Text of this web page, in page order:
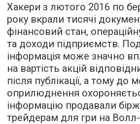
Хакери з лютого 2016 по
року вкрали тисячі
фінансовий стан,
та доходи підприємств.
інформація може значно
на вартість акцій
після публікації, а тому до
оприлюднення
інформацію продавали
трейдерам для гри на Волл-